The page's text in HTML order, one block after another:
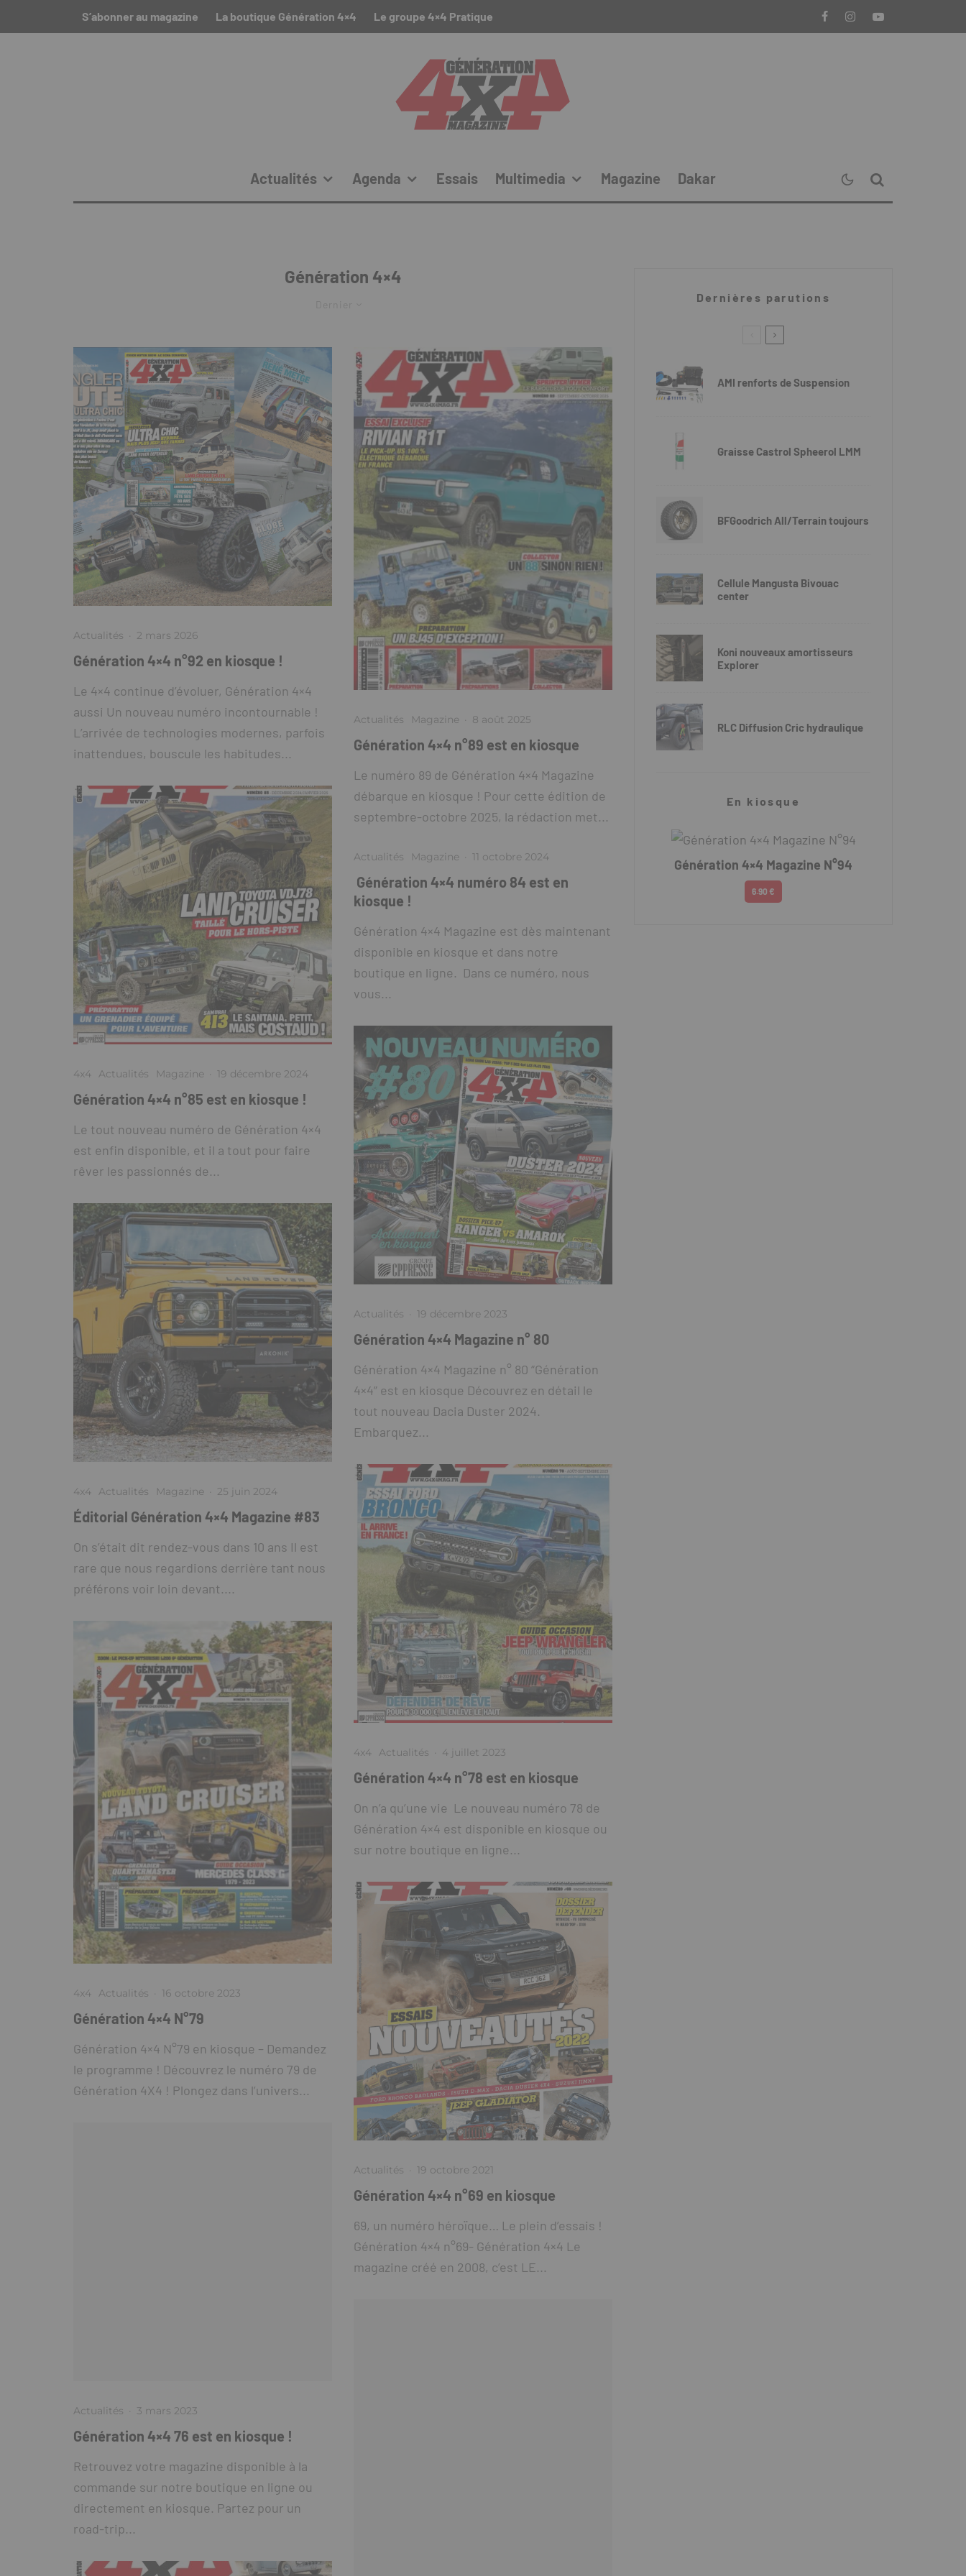
S’abonner au magazine La boutique Génération 4×4 Le groupe 4×4 Pratique
Actualités Agenda Essais Multimedia Magazine Dakar
Génération 4×4
Actualités · 2 mars 2026
Génération 4×4 n°92 en kiosque !
Le 4×4 continue d’évoluer, Génération 4×4
aussi Un nouveau numéro incontournable !
L’arrivée de technologies modernes, parfois
inattendues, bouscule les habitudes...
4x4 Actualités Magazine · 19 décembre 2024
Génération 4×4 n°85 est en kiosque !
Le tout nouveau numéro de Génération 4×4
est enfin disponible, et il a tout pour faire
rêver les passionnés de...
4x4 Actualités Magazine · 25 juin 2024
Éditorial Génération 4×4 Magazine #83
On s’était dit rendez-vous dans 10 ans Il est
rare que nous regardions derrière tant nous
préférons voir loin devant....
4x4 Actualités · 16 octobre 2023
Génération 4×4 N°79
Génération 4×4 N°79 en kiosque – Demandez
le programme ! Découvrez le numéro 79 de
Génération 4X4 ! Plongez dans l’univers...
Actualités · 3 mars 2023
Génération 4×4 76 est en kiosque !
Retrouvez votre magazine disponible à la
commande sur notre boutique en ligne ou
directement en kiosque. Partez pour un
road-trip...
Actualités Magazine · 8 août 2025
Génération 4×4 n°89 est en kiosque
Le numéro 89 de Génération 4×4 Magazine
débarque en kiosque ! Pour cette édition de
septembre-octobre 2025, la rédaction met...
Actualités Magazine · 11 octobre 2024
Génération 4×4 numéro 84 est en
kiosque !
Génération 4×4 Magazine est dès maintenant
disponible en kiosque et dans notre
boutique en ligne. Dans ce numéro, nous
vous...
Actualités · 19 décembre 2023
Génération 4×4 Magazine n° 80
Génération 4×4 Magazine n° 80 “Génération
4×4” est en kiosque Découvrez en détail le
tout nouveau Dacia Duster 2024.
Embarquez...
4x4 Actualités · 4 juillet 2023
Génération 4×4 n°78 est en kiosque
On n’a qu’une vie Le nouveau numéro 78 de
Génération 4×4 est disponible en kiosque ou
sur notre boutique en ligne...
Actualités · 19 octobre 2021
Génération 4×4 n°69 en kiosque
69, un numéro héroïque… Le plein d’essais !
Génération 4×4 n°69- Génération 4×4 Le
magazine créé en 2008, c’est LE...
Dernières parutions
AMI renforts de Suspension
Graisse Castrol Spheerol LMM
BFGoodrich All/Terrain toujours
Cellule Mangusta Bivouac
center
Koni nouveaux amortisseurs
Explorer
RLC Diffusion Cric hydraulique
En kiosque
Génération 4×4 Magazine N°94
6.90 €